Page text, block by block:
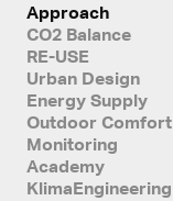
Approach
CO2 Balance
RE-USE
Urban Design
Energy Supply
Outdoor Comfort
Monitoring
Academy
KlimaEngineering